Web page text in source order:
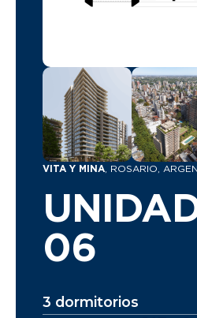
VITA Y MINA , ROSARIO,
06
3 dormitorios